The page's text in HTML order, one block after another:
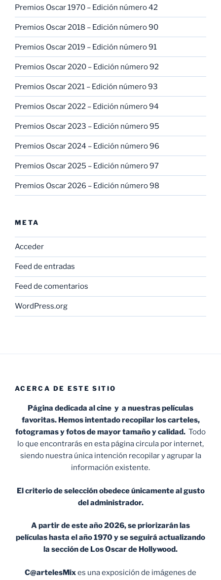
Premios Oscar 1970 – Edición número 42
Premios Oscar 2018 – Edición número 90
Premios Oscar 2019 – Edición número 91
Premios Oscar 2020 – Edición número 92
Premios Oscar 2021 – Edición número 93
Premios Oscar 2022 – Edición número 94
Premios Oscar 2023 – Edición número 95
Premios Oscar 2024 – Edición número 96
Premios Oscar 2025 – Edición número 97
Premios Oscar 2026 – Edición número 98
META
Acceder
Feed de entradas
Feed de comentarios
WordPress.org
ACERCA DE ESTE SITIO
Página dedicada al cine y a nuestras películas
favoritas. Hemos intentado recopilar los carteles,
fotogramas y fotos de mayor tamaño y calidad. Todo
lo que encontrarás en esta página circula por internet,
siendo nuestra única intención recopilar y agrupar la
información existente.
El criterio de selección obedece únicamente al gusto
del administrador.
A partir de este año 2026, se priorizarán las
películas hasta el año 1970 y se seguirá actualizando
la sección de Los Oscar de Hollywood.
C@artelesMixes una exposición de imágenes de